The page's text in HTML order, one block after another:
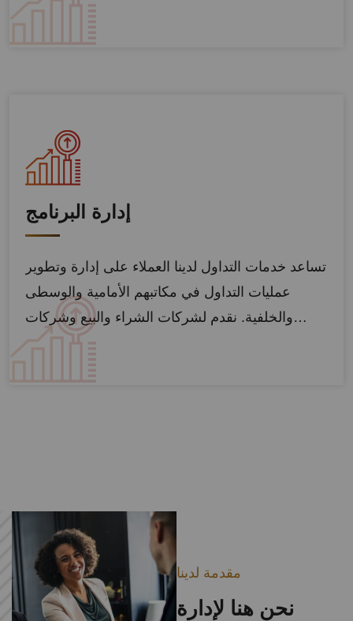
إدارة البرنامج
تساعد خدمات التداول لدينا العملاء على إدارة وتطوير
عمليات التداول في مكاتبهم الأمامية والوسطى
والخلفية. نقدم لشركات الشراء والبيع وشركات…
مقدمة لدينا
نحن هنا لإدارة